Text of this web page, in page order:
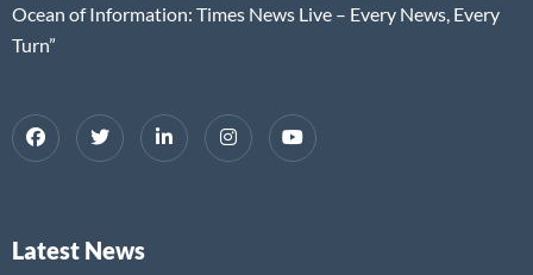
Ocean of Information: Times News Live – Every News, Every
Turn”
Latest News